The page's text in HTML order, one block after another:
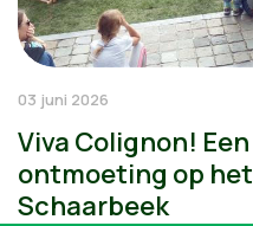
03 juni 2026
Viva Colignon!
ontmoeting op
Schaarbeek